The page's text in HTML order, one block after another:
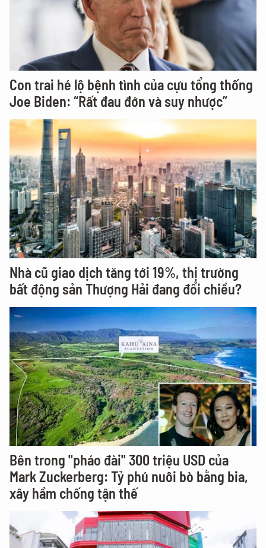
Con trai hé lộ bệnh tình của cựu tổng thống
Joe Biden: “Rất đau đớn và suy nhược”
Nhà cũ giao dịch tăng tới 19%, thị trường
bất động sản Thượng Hải đang đổi chiều?
Bên trong "pháo đài" 300 triệu USD của
Mark Zuckerberg: Tỷ phú nuôi bò bằng bia,
xây hầm chống tận thế